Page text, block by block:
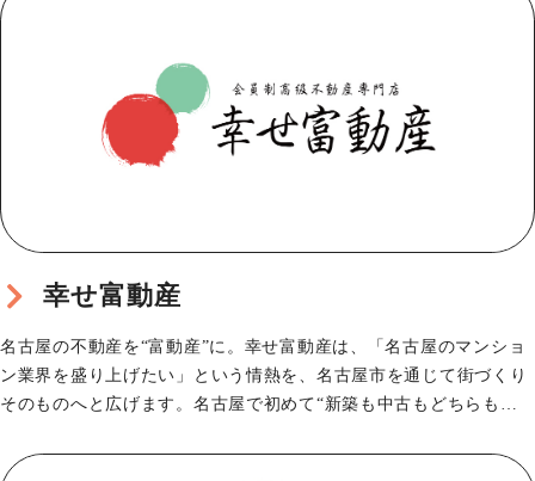
幸せ富動産
名古屋の不動産を“富動産”に。幸せ富動産は、「名古屋のマンショ
ン業界を盛り上げたい」という情熱を、名古屋市を通じて街づくり
そのものへと広げます。名古屋で初めて“新築も中古もどちらも紹